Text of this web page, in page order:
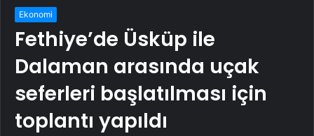
Ekonomi
Fethiye’de Üsküp ile
Dalaman arasında uçak
seferleri başlatılması için
toplantı yapıldı